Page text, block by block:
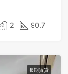
2 90.7
長期賃貸